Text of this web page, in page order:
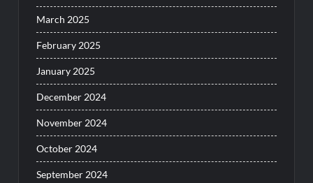
March 2025
February 2025
January 2025
December 2024
November 2024
October 2024
September 2024